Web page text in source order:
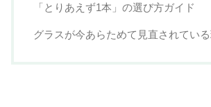
「とりあえず1本」の選び方ガイド
グラスが今あらためて見直されてい